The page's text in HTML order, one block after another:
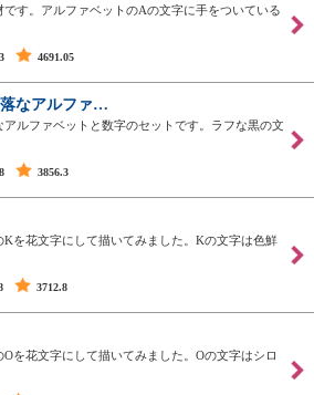
です。アルファベットのAの文字に手をついている
4691.05
なアルファ…
アルファベットと数字のセットです。ラフな黒の文
3856.3
Kを花文字にして描いてみました。Kの文字は色鮮
3712.8
Oを花文字にして描いてみました。Oの文字はシロ